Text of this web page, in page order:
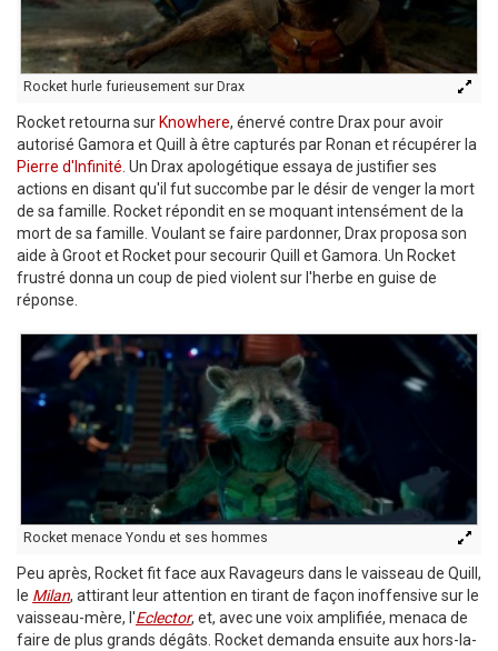
Rocket hurle furieusement sur Drax
Rocket retourna sur Knowhere, énervé contre Drax pour avoir
autorisé Gamora et Quill à être capturés par Ronan et récupérer la
Pierre d'Infinité . Un Drax apologétique essaya de justifier ses
actions en disant qu'il fut succombe par le désir de venger la mort
de sa famille. Rocket répondit en se moquant intensément de la
mort de sa famille. Voulant se faire pardonner, Drax proposa son
aide à Groot et Rocket pour secourir Quill et Gamora. Un Rocket
frustré donna un coup de pied violent sur l'herbe en guise de
réponse.
Rocket menace Yondu et ses hommes
Peu après, Rocket fit face aux Ravageurs dans le vaisseau de Quill,
le Milan, attirant leur attention en tirant de façon inoffensive sur le
vaisseau-mère, l'Eclector, et, avec une voix amplifiée, menaca de
faire de plus grands dégâts. Rocket demanda ensuite aux hors-la-